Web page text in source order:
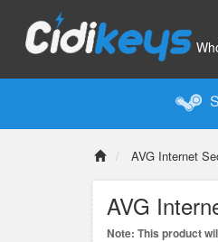
AVG Internet
AVG
Note: This product